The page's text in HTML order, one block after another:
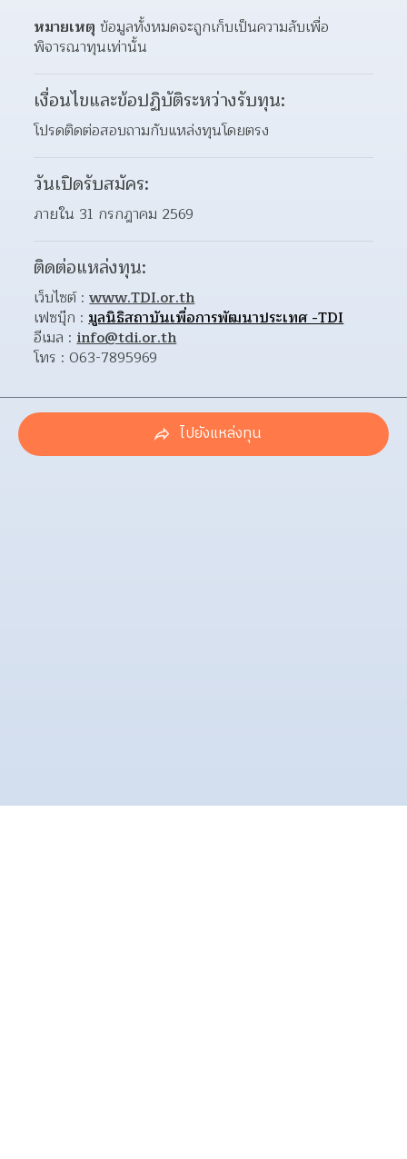
หมายเหตุ ข้อมูลทั้งหมดจะถูกเก็บเป็นความลับเพื่อ
พิจารณาทุนเท่านั้น
เงื่อนไขและข้อปฏิบัติระหว่างรับทุน:
โปรดติดต่อสอบถามกับแหล่งทุนโดยตรง
วันเปิดรับสมัคร:
ภายใน 31 กรกฎาคม 2569
ติดต่อแหล่งทุน:
เว็บไซต์ : www.TDI.or.th
เฟซบุ๊ก : มูลนิธิสถาบันเพื่อการพัฒนาประเทศ -TDI
อีเมล : info@tdi.or.th
โทร : 063-7895969
ไปยังแหล่งทุน